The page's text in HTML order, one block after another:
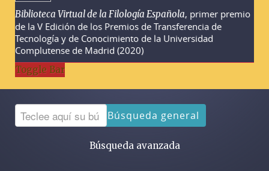
Biblioteca Virtual de la Filología Española, primer premio
de la V Edición de los Premios de Transferencia de
Tecnología y de Conocimiento de la Universidad
Complutense de Madrid (2020)
Toggle Bar
Búsqueda general
Búsqueda avanzada